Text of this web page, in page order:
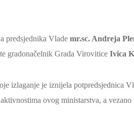
predsjednika Vlade mr.sc. Andreja
te gradonačelnik Grada Virovitice Ivica
izlaganje je iznijela potpredsjednica
ovog ministarstva, a